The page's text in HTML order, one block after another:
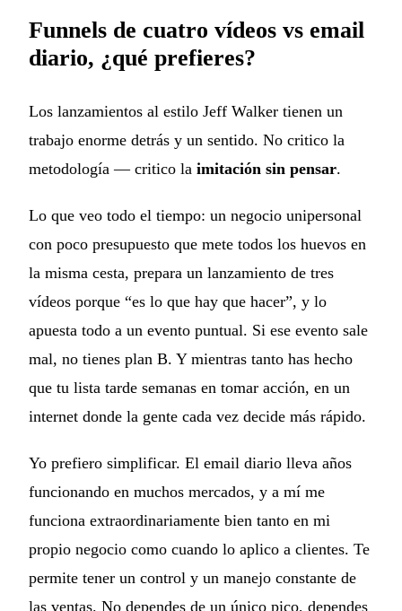
Funnels de cuatro vídeos vs email
diario, ¿qué prefieres?
Los lanzamientos al estilo Jeff Walker tienen un
trabajo enorme detrás y un sentido. No critico la
metodología — critico la imitación sin pensar.
Lo que veo todo el tiempo: un negocio unipersonal
con poco presupuesto que mete todos los huevos en
la misma cesta, prepara un lanzamiento de tres
vídeos porque “es lo que hay que hacer”, y lo
apuesta todo a un evento puntual. Si ese evento sale
mal, no tienes plan B. Y mientras tanto has hecho
que tu lista tarde semanas en tomar acción, en un
internet donde la gente cada vez decide más rápido.
Yo prefiero simplificar. El email diario lleva años
funcionando en muchos mercados, y a mí me
funciona extraordinariamente bien tanto en mi
propio negocio como cuando lo aplico a clientes. Te
permite tener un control y un manejo constante de
las ventas. No dependes de un único pico, dependes